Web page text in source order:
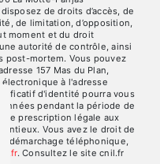
de droits d’accès, de
de limitation, d’opposition,
moment et du droit
autorité de contrôle, ainsi
post-mortem. Vous pouvez
157 Mas du Plan,
à l'adresse
d'identité pourra vous
pendant la période de
de prescription légale aux
Vous avez le droit de
démarchage téléphonique,
. Consultez le site cnil.fr